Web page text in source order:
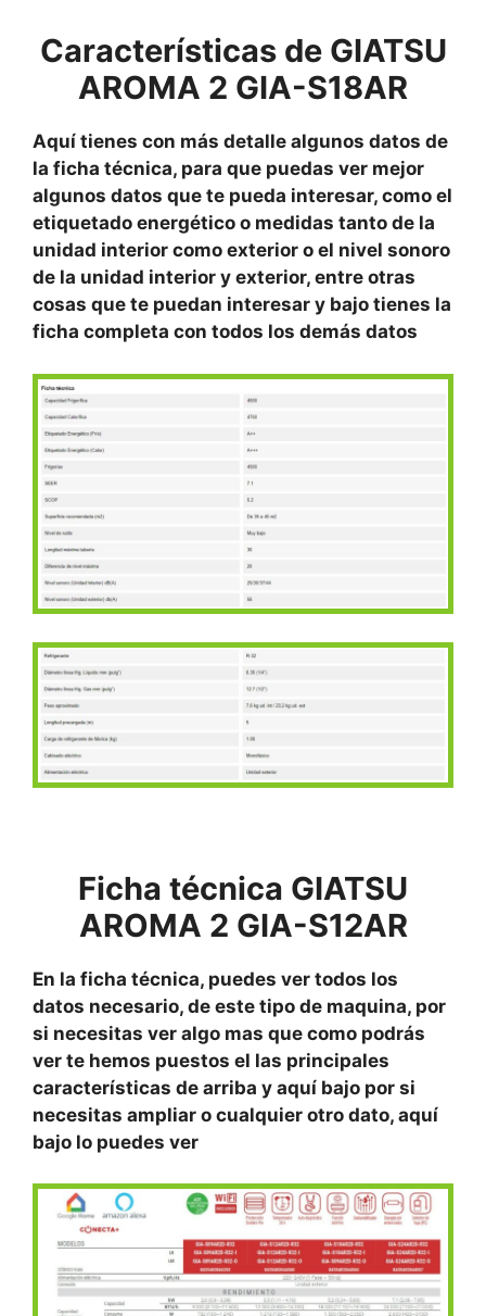
Característicasde GIATSU
AROMA 2 GIA-S18AR
Aquí tienes con más detalle algunos datos de
la ficha técnica, para que puedas ver mejor
algunos datos que te pueda interesar, como el
etiquetado energético o medidas tanto de la
unidad interior como exterior o el nivel sonoro
de la unidad interior y exterior, entre otras
cosas que te puedan interesar y bajo tienes la
ficha completa con todos los demás datos
Ficha técnica GIATSU
AROMA 2 GIA-S12AR
En la ficha técnica, puedes ver todos los
datos necesario, de este tipo de maquina, por
si necesitas ver algo mas que como podrás
ver te hemos puestos el las principales
características de arriba y aquí bajo por si
necesitas ampliar o cualquier otro dato, aquí
bajo lo puedes ver